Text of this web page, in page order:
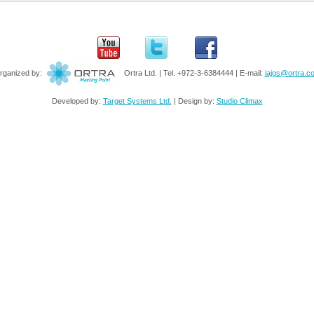
by: Ortra Ltd. | Tel. +972-3-6384444 | E-mail:
Developed by: Target Systems Ltd. | Design by: Studio Climax